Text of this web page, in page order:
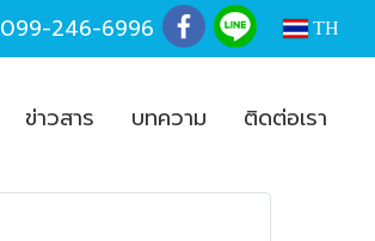
099-246-6996 TH
ข่าวสาร บทความ ติดต่อเรา